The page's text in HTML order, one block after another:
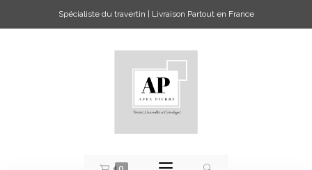
Spécialiste du travertin | Livraison Partout en France